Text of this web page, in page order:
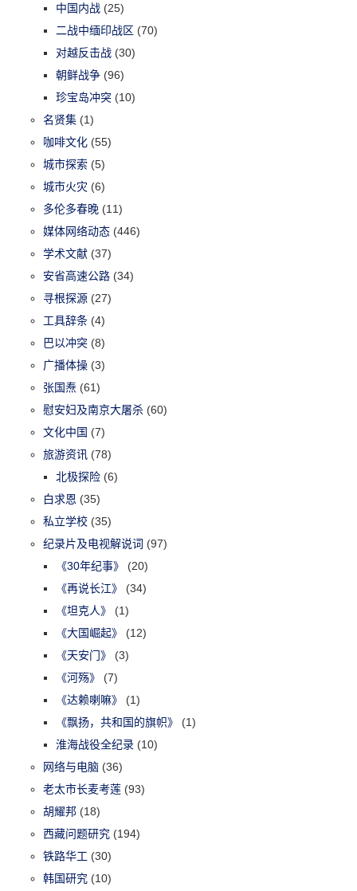
中国内战 (25)
二战中缅印战区 (70)
对越反击战 (30)
朝鲜战争 (96)
珍宝岛冲突 (10)
名贤集 (1)
咖啡文化 (55)
城市探索 (5)
城市火灾 (6)
多伦多春晚 (11)
媒体网络动态 (446)
学术文献 (37)
安省高速公路 (34)
寻根探源 (27)
工具辞条 (4)
巴以冲突 (8)
广播体操 (3)
张国焘 (61)
慰安妇及南京大屠杀 (60)
文化中国 (7)
旅游资讯 (78)
北极探险 (6)
白求恩 (35)
私立学校 (35)
纪录片及电视解说词 (97)
《30年纪事》
(20)
《再说长江》
(34)
《坦克人》
(1)
《大国崛起》
(12)
《天安门》
(3)
《河殇》
(7)
《达赖喇嘛》
(1)
《飘扬，共和国的旗帜》
(1)
淮海战役全纪录 (10)
网络与电脑 (36)
老太市长麦考莲 (93)
胡耀邦 (18)
西藏问题研究 (194)
铁路华工 (30)
韩国研究 (10)